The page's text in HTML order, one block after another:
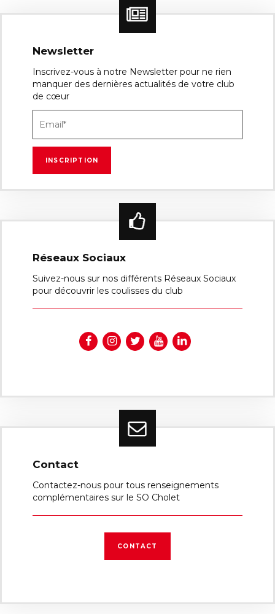
Newsletter
Inscrivez-vous à notre Newsletter pour ne rien
manquer des dernières actualités de votre club
de cœur
Réseaux Sociaux
Suivez-nous sur nos différents Réseaux Sociaux
pour découvrir les coulisses du club
Contact
Contactez-nous pour tous renseignements
complémentaires sur le SO Cholet
CONTACT